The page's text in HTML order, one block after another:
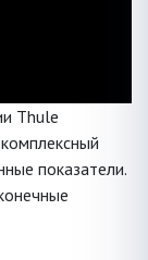
Thule
показатели.